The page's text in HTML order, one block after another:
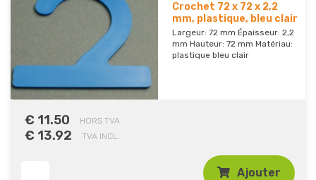
Crochet 72 x 72 x 2,2
mm, plastique, bleu clair
Largeur: 72 mm Épaisseur: 2,2
mm Hauteur: 72 mm Matériau:
plastique bleu clair
€ 11.50 HORS TVA
€ 13.92 TVA INCL.
Ajouter